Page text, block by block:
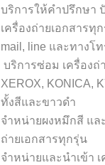
บริการให้คำปรึกษา
เครื่องถ่ายเอกสารทุ
mail, line และทางโ
บริการซ่อม เครื่องถ่
XEROX, KONICA,
ทั้งสีและขาวดำ
จำหน่ายผงหมึกสี แล
ถ่ายเอกสารทุกรุ่น
จำหน่ายและนำเข้า